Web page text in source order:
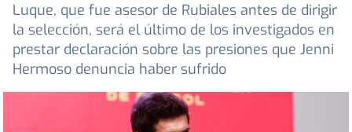
Luque, que fue asesor de Rubiales antes de dirigir
la selección, será el último de los investigados en
prestar declaración sobre las presiones que Jenni
Hermoso denuncia haber sufrido